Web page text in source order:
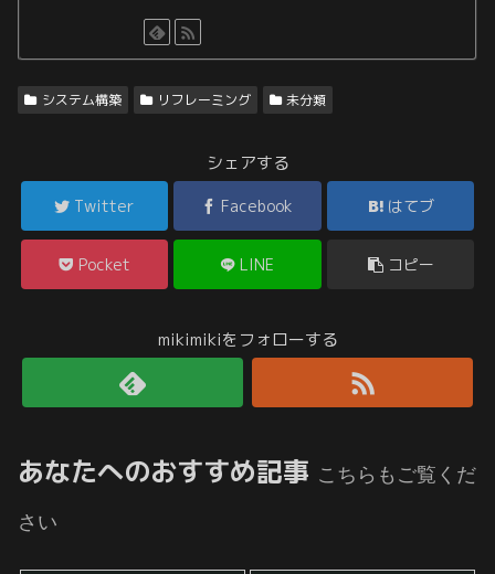
システム構築 リフレーミング 未分類
シェアする
Twitter Facebook はてブ
Pocket LINE コピー
mikimikiをフォローする
あなたへのおすすめ記事 こちらもご覧くだ
さい